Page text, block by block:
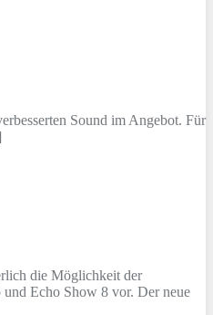
Sound im Angebot. Für
die Möglichkeit der
Echo Show 8 vor. Der neue